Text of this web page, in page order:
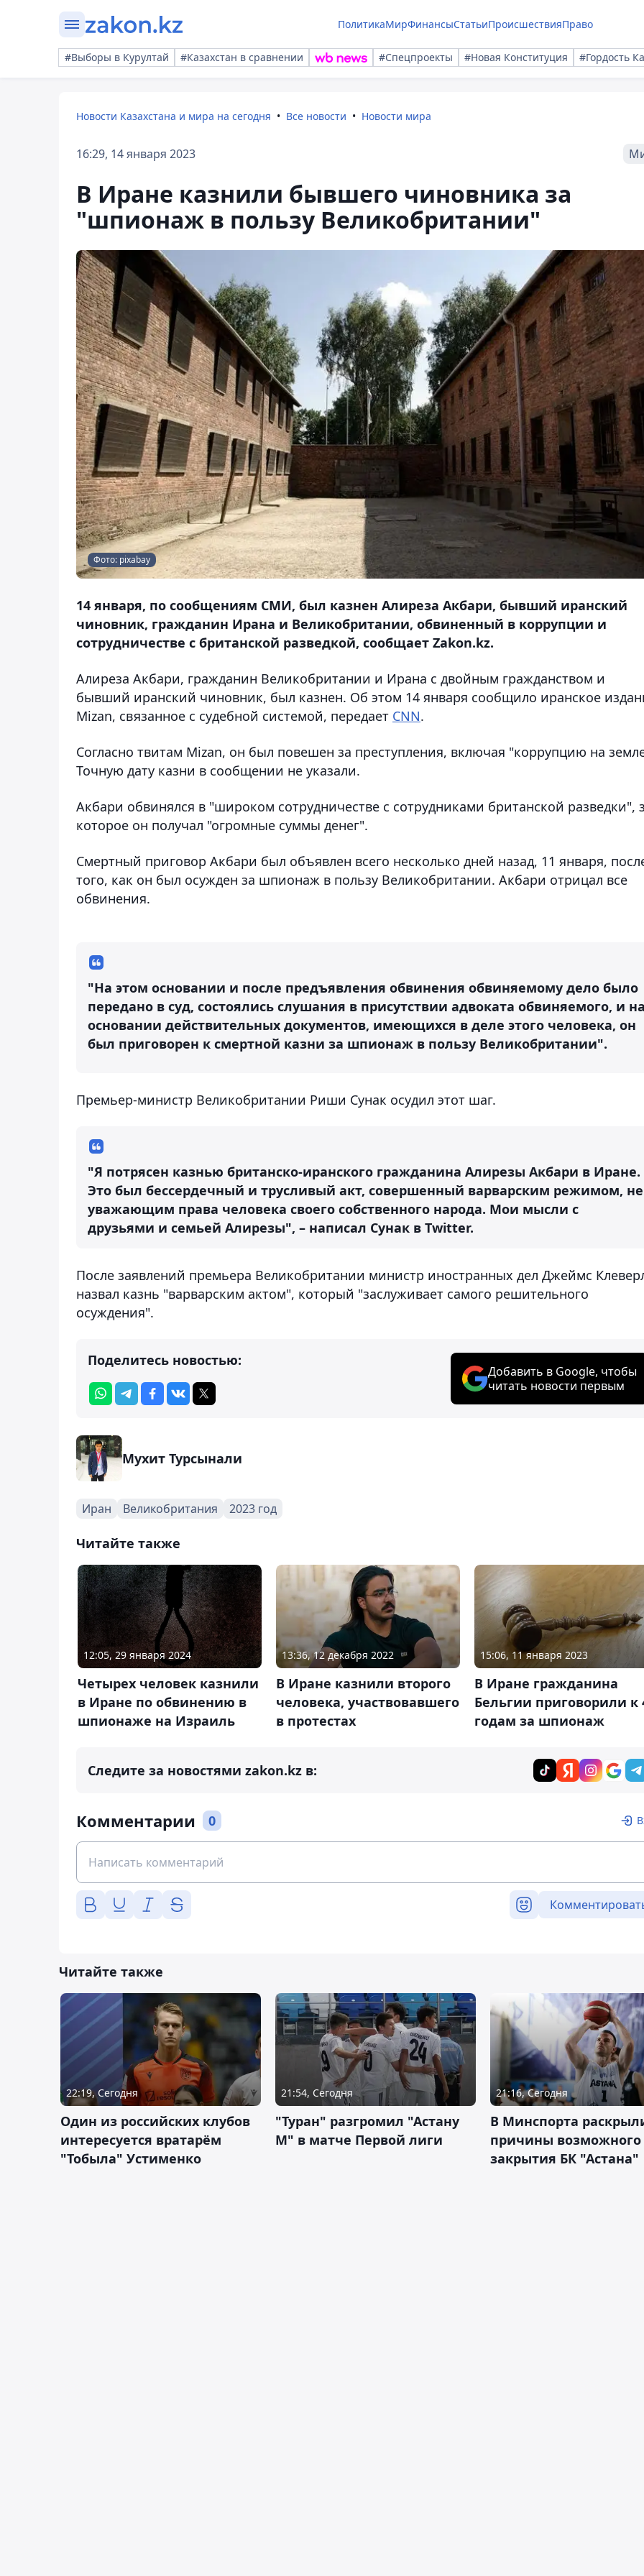
ПолитикаМирФинансыСтатьиПроисшествияПраво
#Выборы в Курултай #Казахстан в сравнении #Спецпроекты #Новая Конституция #Гордость
Новости Казахстана и мира на сегодня Все новости Новости мира
16:29, 14 января 2023
В Иране казнили бывшего чиновника за
"шпионаж в пользу Великобритании"
Фото: pixabay
14 января, по сообщениям СМИ, был казнен Алиреза Акбари, бывший иранский
чиновник, гражданин Ирана и Великобритании, обвиненный в коррупции и
сотрудничестве с британской разведкой, сообщает Zakon.kz.
Алиреза Акбари, гражданин Великобритании и Ирана с двойным гражданством и
бывший иранский чиновник, был казнен. Об этом 14 января сообщило иранское
Mizan, связанное с судебной системой, передает CNN.
Согласно твитам Mizan, он был повешен за преступления, включая "коррупцию на
Точную дату казни в сообщении не указали.
Акбари обвинялся в "широком сотрудничестве с сотрудниками британской разведки",
которое он получал "огромные суммы денег".
Смертный приговор Акбари был объявлен всего несколько дней назад, 11 января,
того, как он был осужден за шпионаж в пользу Великобритании. Акбари отрицал все
обвинения.
"На этом основании и после предъявления обвинения обвиняемому дело было
передано в суд, состоялись слушания в присутствии адвоката обвиняемого, и
основании действительных документов, имеющихся в деле этого человека, он
был приговорен к смертной казни за шпионаж в пользу Великобритании".
Премьер-министр Великобритании Риши Сунак осудил этот шаг.
"Я потрясен казнью британско-иранского гражданина Алирезы Акбари в Иране.
Это был бессердечный и трусливый акт, совершенный варварским режимом, не
уважающим права человека своего собственного народа. Мои мысли с
друзьями и семьей Алирезы", – написал Сунак в Twitter.
После заявлений премьера Великобритании министр иностранных дел Джеймс
назвал казнь "варварским актом", который "заслуживает самого решительного
осуждения".
Поделитесь новостью:
Добавить в Google, чтобы
читать новости первым
Мухит Турсынали
Иран Великобритания 2023 год
Читайте также
12:05, 29 января 2024
Четырех человек казнили
в Иране по обвинению в
шпионаже на Израиль
13:36, 12 декабря 2022
В Иране казнили второго
человека, участвовавшего
в протестах
15:06, 11 января 2023
В Иране гражданина
Бельгии приговорили к
годам за шпионаж
Следите за новостями zakon.kz в:
Комментарии 0
Читайте также
22:19, Сегодня
Один из российских клубов
интересуется вратарём
"Тобыла" Устименко
21:54, Сегодня
"Туран" разгромил "Астану
М" в матче Первой лиги
21:16, Сегодня
В Минспорта
причины возможного
закрытия БК "Астана"